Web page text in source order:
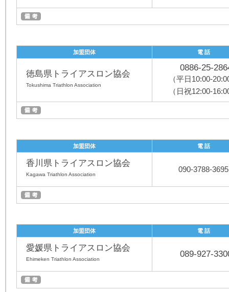
加盟団体 電 話
徳島県トライアスロン協会
Tokushima Triathlon Association
0886-25-
（平日10:00-
（日祝12:00-
加盟団体 電 話
香川県トライアスロン協会
Kagawa Triathlon Association
090-3788-3695
加盟団体 電 話
愛媛県トライアスロン協会
Ehimeken Triathlon Association
089-927-